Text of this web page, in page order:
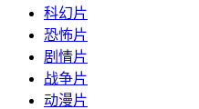
科幻片
恐怖片
剧情片
战争片
动漫片